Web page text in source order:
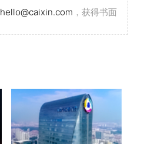
hello@caixin.com ，获得书面